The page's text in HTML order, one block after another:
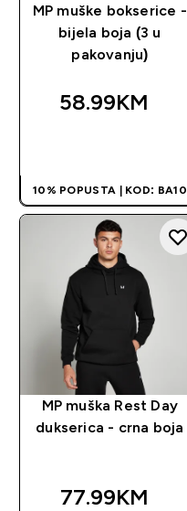
MP muške bokserice -
bijela boja (3 u
pakovanju)
58.99KM‎
10% POPUSTA | KOD: BA10
MP muška Rest Day
dukserica - crna boja
77.99KM‎